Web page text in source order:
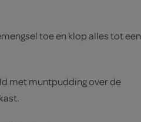
toe en klop alles tot een
met muntpudding over de